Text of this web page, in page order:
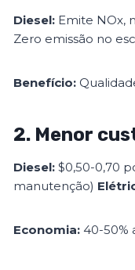
Diesel: Emite NOx,
Zero emissão no
Benefício:
2. Menor
Diesel: $0,50-0,70
manutenção)
Economia: 40-50%